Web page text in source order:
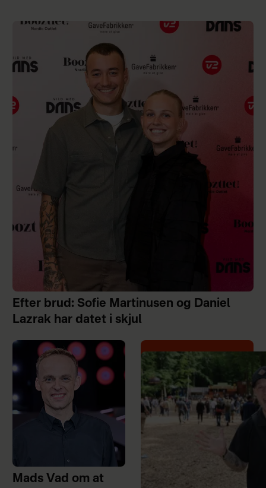
Efter brud: Sofie Martinusen og Daniel
Lazrak har datet i skjul
Mads Vad om at